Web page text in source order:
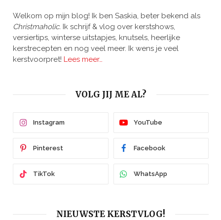
Welkom op mijn blog! Ik ben Saskia, beter bekend als
Christmaholic. Ik schrijf & vlog over kerstshows,
versiertips, winterse uitstapjes, knutsels, heerlijke
kerstrecepten en nog veel meer. Ik wens je veel
kerstvoorpret! Lees meer…
VOLG JIJ ME AL?
Instagram YouTube
Pinterest Facebook
TikTok WhatsApp
NIEUWSTE KERSTVLOG!